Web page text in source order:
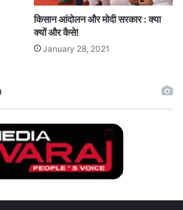
किसान आंदोलन और मोदी सरकार : क्या
क्यों और कैसे!
January 28, 2021